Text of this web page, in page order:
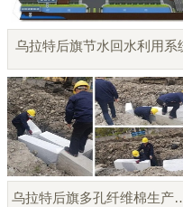
乌拉特后旗节水回水利用系
乌拉特后旗多